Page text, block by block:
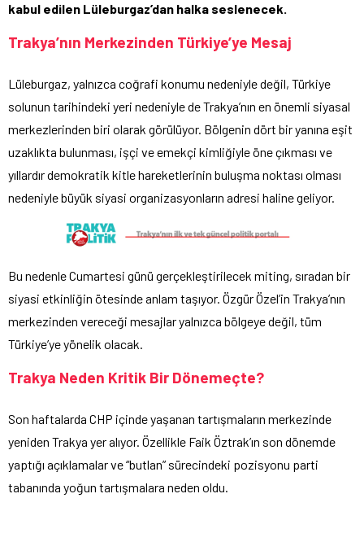
kabul edilen Lüleburgaz’dan halka seslenecek.
Trakya’nın Merkezinden Türkiye’ye Mesaj
Lüleburgaz, yalnızca coğrafi konumu nedeniyle değil, Türkiye
solunun tarihindeki yeri nedeniyle de Trakya’nın en önemli siyasal
merkezlerinden biri olarak görülüyor. Bölgenin dört bir yanına eşit
uzaklıkta bulunması, işçi ve emekçi kimliğiyle öne çıkması ve
yıllardır demokratik kitle hareketlerinin buluşma noktası olması
nedeniyle büyük siyasi organizasyonların adresi haline geliyor.
Bu nedenle Cumartesi günü gerçekleştirilecek miting, sıradan bir
siyasi etkinliğin ötesinde anlam taşıyor. Özgür Özel’in Trakya’nın
merkezinden vereceği mesajlar yalnızca bölgeye değil, tüm
Türkiye’ye yönelik olacak.
Trakya Neden Kritik Bir Dönemeçte?
Son haftalarda CHP içinde yaşanan tartışmaların merkezinde
yeniden Trakya yer alıyor. Özellikle Faik Öztrak’ın son dönemde
yaptığı açıklamalar ve “butlan” sürecindeki pozisyonu parti
tabanında yoğun tartışmalara neden oldu.